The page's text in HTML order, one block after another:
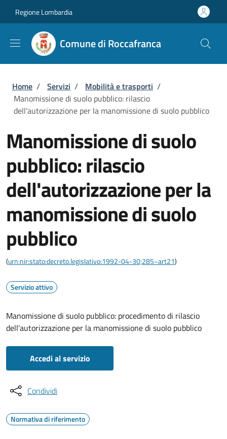
Regione Lombardia
Comune di Roccafranca
Briciole di pane
Home / Servizi / Mobilità e trasporti /
Manomissione di suolo pubblico: rilascio
dell'autorizzazione per la manomissione di suolo pubblico
Manomissione di suolo
pubblico: rilascio
dell'autorizzazione per la
manomissione di suolo
pubblico
(urn:nir:stato:decreto.legislativo:1992-04-30;285~art21)
Servizio attivo
Manomissione di suolo pubblico: procedimento di rilascio
dell'autorizzazione per la manomissione di suolo pubblico
Accedi al servizio
Condividi
Normativa di riferimento